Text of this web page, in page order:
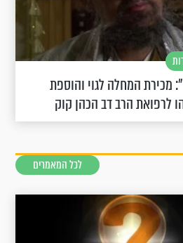
מכירת המחלה לגוי והוספת
לרפואת הרב דב הכהן קוק
לכל המאמרים